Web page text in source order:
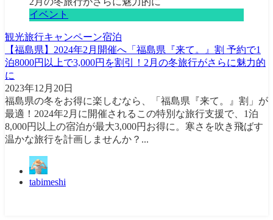
イベント
観光旅行キャンペーン宿泊
【福島県】2024年2月開催へ「福島県『来て。』割 予約で1
泊8000円以上で3,000円を割引！2月の冬旅行がさらに魅力的
に
2023年12月20日
福島県の冬をお得に楽しむなら、「福島県『来て。』割」が
最適！2024年2月に開催されるこの特別な旅行支援で、1泊
8,000円以上の宿泊が最大3,000円お得に。寒さを吹き飛ばす
温かな旅行を計画しませんか？...
tabimeshi